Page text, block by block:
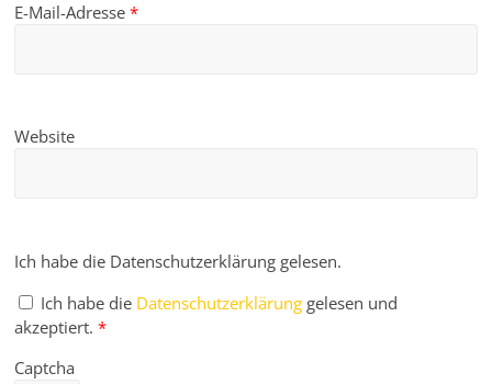
E-Mail-Adresse*
Website
Ich habe die Datenschutzerklärung gelesen.
Ich habe die Datenschutzerklärung gelesen und
akzeptiert. *
Captcha